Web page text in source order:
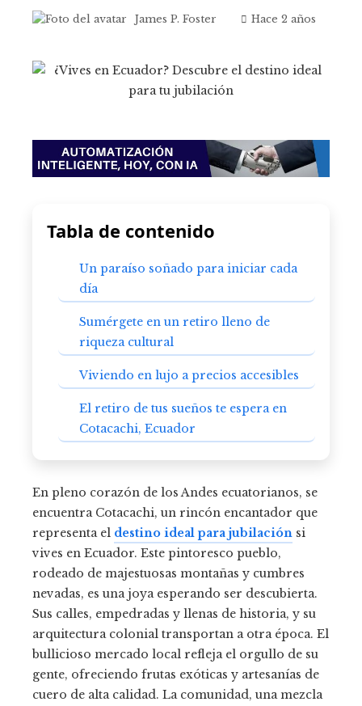
James P. Foster Hace 2 años
Tabla de contenido
Un paraíso soñado para iniciar cada
día
Sumérgete en un retiro lleno de
riqueza cultural
Viviendo en lujo a precios accesibles
El retiro de tus sueños te espera en
Cotacachi, Ecuador
En pleno corazón de los Andes ecuatorianos, se
encuentra Cotacachi, un rincón encantador que
representa el destino ideal para jubilación si
vives en Ecuador. Este pintoresco pueblo,
rodeado de majestuosas montañas y cumbres
nevadas, es una joya esperando ser descubierta.
Sus calles, empedradas y llenas de historia, y su
arquitectura colonial transportan a otra época. El
bullicioso mercado local refleja el orgullo de su
gente, ofreciendo frutas exóticas y artesanías de
cuero de alta calidad. La comunidad, una mezcla